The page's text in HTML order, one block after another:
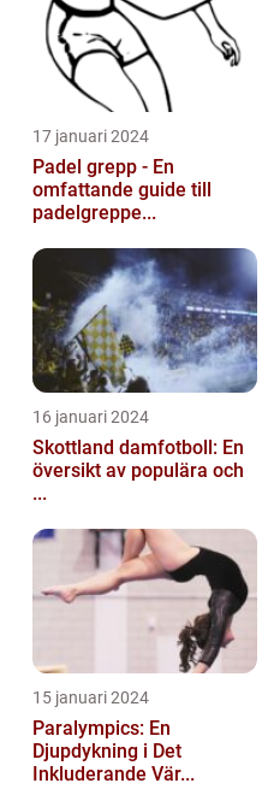
17 januari 2024
Padel grepp - En
omfattande guide till
padelgreppe...
16 januari 2024
Skottland damfotboll: En
översikt av populära och
...
15 januari 2024
Paralympics: En
Djupdykning i Det
Inkluderande Vär...